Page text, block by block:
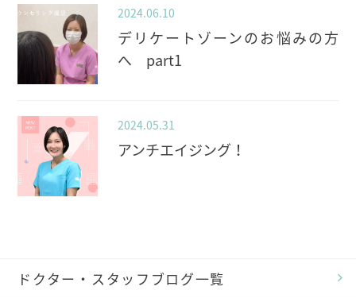
2024.06.10
デリケートゾーンのお悩みの方
へ part1
2024.05.31
アンチエイジング！
ドクター・スタッフブログ一覧